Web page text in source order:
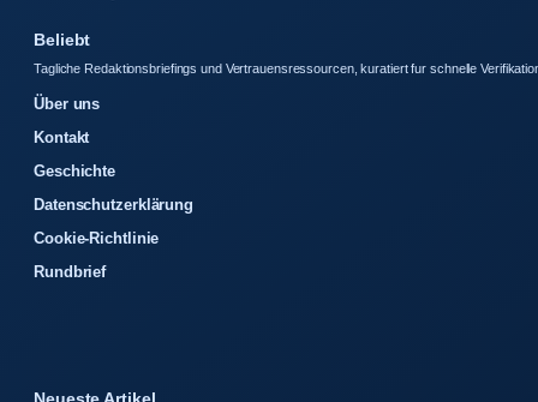
Beliebt
Tagliche Redaktionsbriefings und Vertrauensressourcen, kuratiert fur schnelle
Über uns
Kontakt
Geschichte
Datenschutzerklärung
Cookie-Richtlinie
Rundbrief